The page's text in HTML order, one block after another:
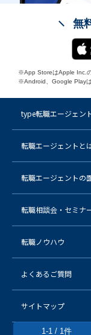
1-1 / 1件
無
※App StoreはApple Inc.の
※Android、Google Play
type転職エージェン
転職エージェントと
転職エージェントの
転職相談会・セミナ
転職ノウハウ
よくあるご質問
サイトマップ